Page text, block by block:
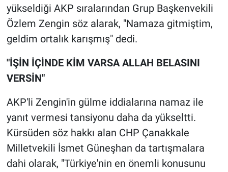
yükseldiği AKP sıralarından Grup Başkenvekili
Özlem Zengin söz alarak, "Namaza gitmiştim,
geldim ortalık karışmış" dedi.
"İŞİN İÇİNDE KİM VARSA ALLAH BELASINI
VERSİN"
AKP'li Zengin'in gülme iddialarına namaz ile
yanıt vermesi tansiyonu daha da yükseltti.
Kürsüden söz hakkı alan CHP Çanakkale
Milletvekili İsmet Güneşhan da tartışmalara
dahi olarak, "Türkiye'nin en önemli konusunu
Türkiye'nin Geleceği
Türkiye'nin Gündemi
Yerel Gündem
Canlı Yayın